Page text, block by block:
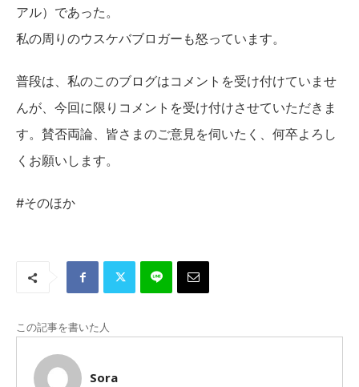
アル）であった。
私の周りのウスケバブロガーも怒っています。
普段は、私のこのブログはコメントを受け付けていませ
んが、今回に限りコメントを受け付けさせていただきま
す。賛否両論、皆さまのご意見を伺いたく、何卒よろし
くお願いします。
#そのほか
この記事を書いた人
Sora